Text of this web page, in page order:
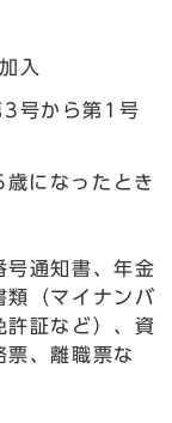
入
3号から第1号
になったとき
号通知書、年金
類（マイナンバ
許証など）、資
票、離職票な